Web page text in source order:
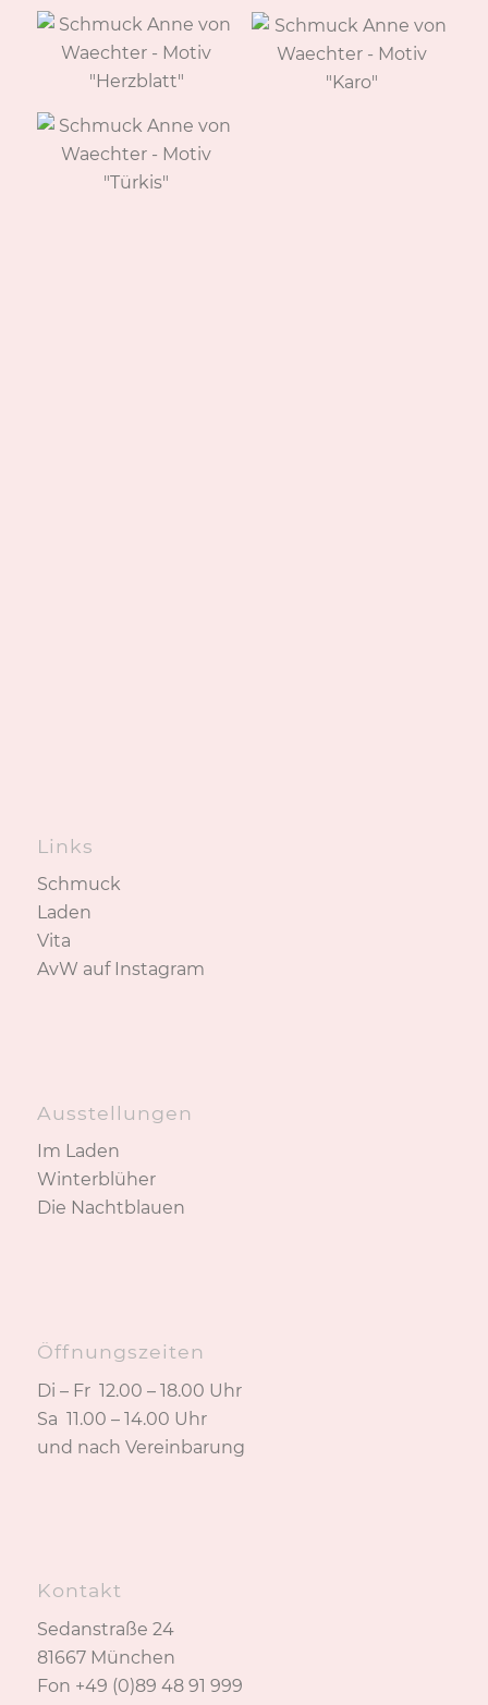
Links
Schmuck
Laden
Vita
AvW auf Instagram
Ausstellungen
Im Laden
Winterblüher
Die Nachtblauen
Öffnungszeiten
Di – Fr 12.00 – 18.00 Uhr
Sa 11.00 – 14.00 Uhr
und nach Vereinbarung
Kontakt
Sedanstraße 24
81667 München
Fon +49 (0)89 48 91 999